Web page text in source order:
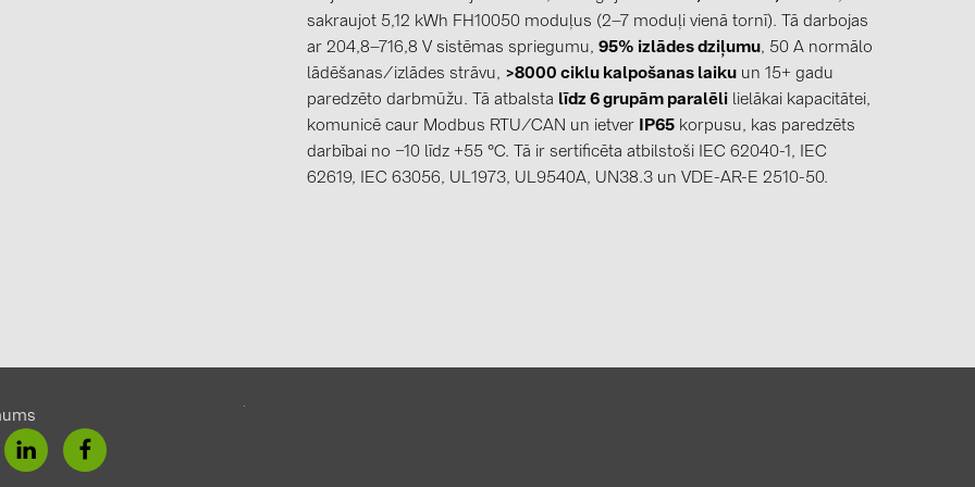
sakraujot 5,12 kWh FH10050 moduļus (2–7 moduļi vienā tornī). Tā darbojas
ar 204,8–716,8 V sistēmas spriegumu,95% izlādes dziļumu, 50 A normālo
lādēšanas/izlādes strāvu, >8000 ciklu kalpošanas laiku un 15+ gadu
paredzēto darbmūžu. Tā atbalsta līdz 6 grupām paralēli lielākai kapacitātei,
komunicē caur Modbus RTU/CAN un ietver IP65 korpusu, kas paredzēts
darbībai no −10 līdz +55 °C. Tā ir sertificēta atbilstoši IEC 62040-1, IEC
62619, IEC 63056, UL1973, UL9540A, UN38.3 un VDE-AR-E 2510-50.